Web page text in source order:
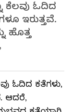
ಕೆಲವು ಓದಿದ
ಇರುತ್ತವೆ.
ಹೊತ್ತ
ಓದಿದ ಕತೆಗಳು,
ಆದರೆ,